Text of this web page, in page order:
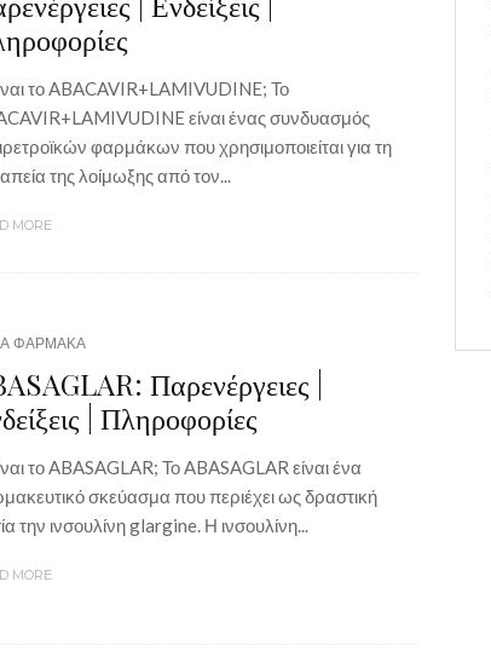
το ABACAVIR+LAMIVUDINE; Το
είναι ένας συνδυασμός
φαρμάκων που χρησιμοποιείται για τη
της λοίμωξης από τον...
MORE
ΦΑΡΜΑΚΑ
Παρενέργειες |
| Πληροφορίες
το ABASAGLAR; Το ABASAGLAR είναι ένα
σκεύασμα που περιέχει ως δραστική
την ινσουλίνη glargine. Η ινσουλίνη...
MORE